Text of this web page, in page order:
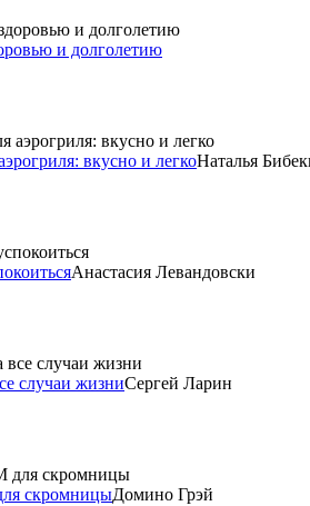
и долголетию
вкусно и легкоНаталья
Анастасия Левандовски
случаи жизниСергей Ларин
скромницыДомино Грэй